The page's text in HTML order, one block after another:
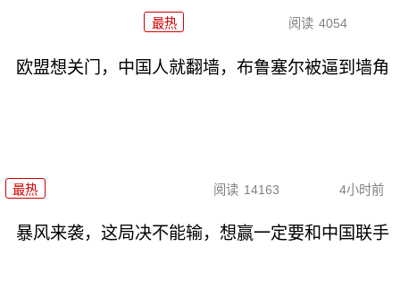
最热 阅读 4054
欧盟想关门，中国人就翻墙，布鲁塞尔被逼到墙角
最热 阅读 14163 4小时前
暴风来袭，这局决不能输，想赢一定要和中国联手